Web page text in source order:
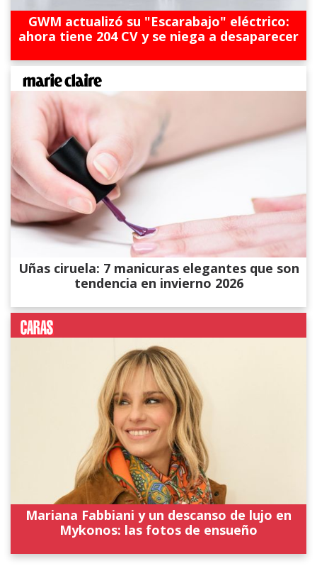
GWM actualizó su "Escarabajo" eléctrico:
ahora tiene 204 CV y se niega a desaparecer
Uñas ciruela: 7 manicuras elegantes que son
tendencia en invierno 2026
Mariana Fabbiani y un descanso de lujo en
Mykonos: las fotos de ensueño